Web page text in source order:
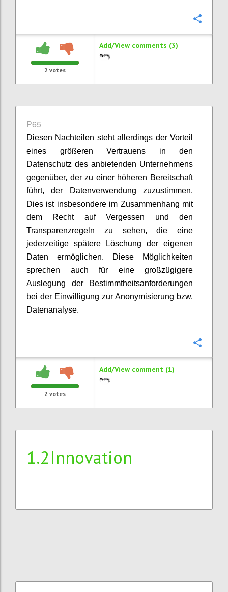
2 votes
Add/View comments (3)
P65
Diesen Nachteilen steht allerdings der Vorteil
eines größeren Vertrauens in den
Datenschutz des anbietenden Unternehmens
gegenüber, der zu einer höheren Bereitschaft
führt, der Datenverwendung zuzustimmen.
Dies ist insbesondere im Zusammenhang mit
dem Recht auf Vergessen und den
Transparenzregeln zu sehen, die eine
jederzeitige spätere Löschung der eigenen
Daten ermöglichen. Diese Möglichkeiten
sprechen auch für eine großzügigere
Auslegung der Bestimmtheitsanforderungen
bei der Einwilligung zur Anonymisierung bzw.
Datenanalyse.
2 votes
Add/View comment (1)
1.2Innovation